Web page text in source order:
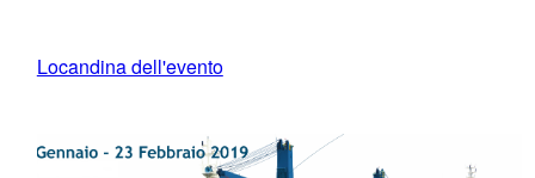
Locandina dell'evento